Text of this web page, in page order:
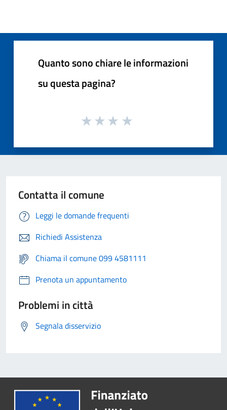
Quanto sono chiare le informazioni
su questa pagina?
Contatta il comune
Leggi le domande frequenti
Richiedi Assistenza
Chiama il comune 099 4581111
Prenota un appuntamento
Problemi in città
Segnala disservizio